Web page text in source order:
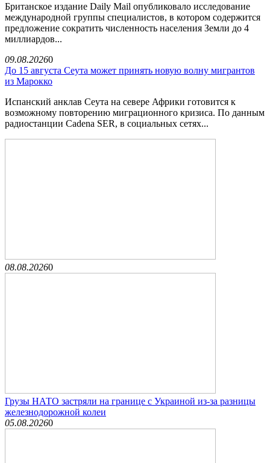
Британское издание Daily Mail опубликовало исследование
международной группы специалистов, в котором содержится
предложение сократить численность населения Земли до 4
миллиардов...
09.08.20260
До 15 августа Сеута может принять новую волну мигрантов
из Марокко
Испанский анклав Сеута на севере Африки готовится к
возможному повторению миграционного кризиса. По данным
радиостанции Cadena SER, в социальных сетях...
08.08.20260
Грузы НАТО застряли на границе с Украиной из-за разницы
железнодорожной колеи
05.08.20260